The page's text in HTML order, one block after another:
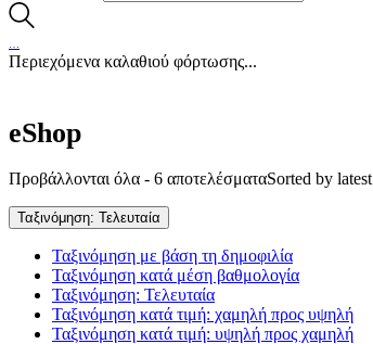
Περιεχόμενα καλαθιού φόρτωσης...
eShop
Προβάλλονται όλα - 6 αποτελέσματαSorted by latest
Ταξινόμηση: Τελευταία
Ταξινόμηση με βάση τη δημοφιλία
Ταξινόμηση κατά μέση βαθμολογία
Ταξινόμηση: Τελευταία
Ταξινόμηση κατά τιμή: χαμηλή προς υψηλή
Ταξινόμηση κατά τιμή: υψηλή προς χαμηλή